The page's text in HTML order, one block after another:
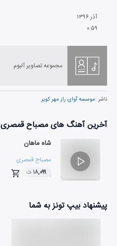
آذر۱۳۹۶
۰:۵۹
مجموعه تصاویر آلبوم
ناشر :موسسه آوای راز مهر کویر
آخرین آهنگ های مصباح قمصری
شاه ماهان
مصباح قمصری
۰۴:۱۱
۱۸,۰۹۹ ت
پیشنهاد بیپ تونز به شما